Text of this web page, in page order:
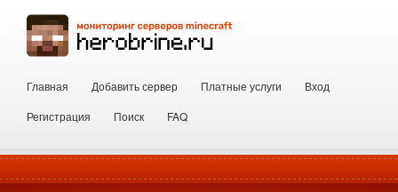
Главная Добавить сервер Платные услуги
Вход
Регистрация
Поиск FAQ